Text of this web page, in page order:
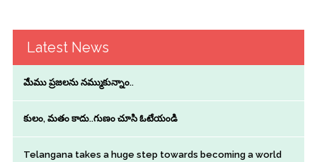
Latest News
మేము ప్రజలను నమ్ముకున్నాం..
కులం, మతం కాదు..గుణం చూసి ఓటేయండి
Telangana takes a huge step towards becoming a world